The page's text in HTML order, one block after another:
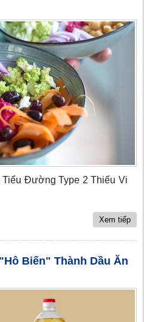
Đường Type 2 Thiếu Vi
Xem tiếp
Biến" Thành Dầu Ăn